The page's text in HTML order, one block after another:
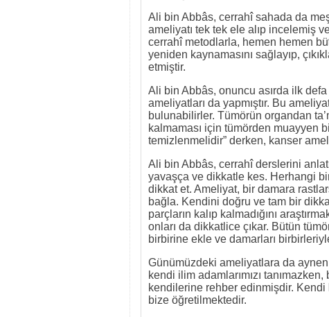
Ali bin Abbâs, cerrahî sahada da
ameliyatı tek tek ele alıp incelemiş
cerrahî metodlarla, hemen hemen
yeniden kaynamasını sağlayıp,
etmiştir.
Ali bin Abbâs, onuncu asırda ilk defa
ameliyatları da yapmıştır. Bu
bulunabilirler. Tümörün organdan
kalmaması için tümörden muayyen
temizlenmelidir” derken, kanser
Ali bin Abbâs, cerrahî derslerini
yavaşça ve dikkatle kes. Herhangi
dikkat et. Ameliyat, bir damara
bağla. Kendini doğru ve tam bir
parçların kalıp kalmadığını
onları da dikkatlice çıkar. Bütün
birbirine ekle ve damarları
Günümüzdeki ameliyatlara da aynen
kendi ilim adamlarımızı
kendilerine rehber edinmişdir. Kendi
bize öğretilmektedir.